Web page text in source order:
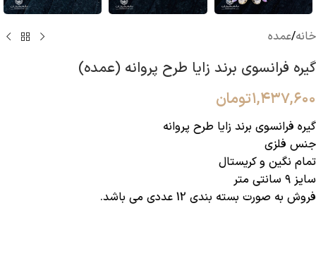
خانه/عمده
گیره فرانسوی برند زایا طرح پروانه (عمده)
۱,۴۳۷,۶۰۰تومان
گیره فرانسوی برند زایا طرح پروانه
جنس فلزی
تمام نگین و کریستال
سایز ۹ سانتی متر
فروش به صورت بسته بندی 12 عددی می باشد.